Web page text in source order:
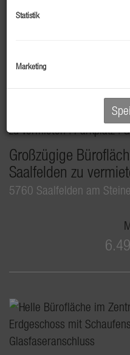
1
Großzügige
Saalfelden zu
5760 Saalfelden am
Statistik
Marketing